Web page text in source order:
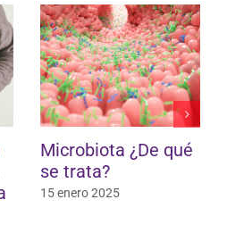
¿Son saludables el
desayuno y la
merienda que les